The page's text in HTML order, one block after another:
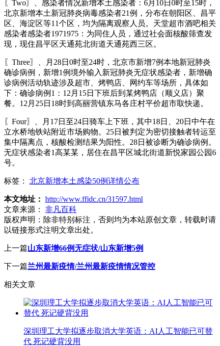
〖Two〗、感染者情况新增本土感染者：6月10日0时至15时，
北京新增本土新冠肺炎病毒感染者21例，分布在朝阳区、昌平
区、海淀区等11个区，均为隔离观察人员。天堂超市酒吧相关
感染者感染者1971975：为同住人员，通过社会面核酸筛查发
现，现住昌平区天通苑北街道天通苑西三区。
〖Three〗、月28日0时至24时，北京市新增7例本地新冠肺炎
确诊病例，新增1例境外输入新冠肺炎无症状感染者，新增确
诊病例活动轨迹涉及超市、烤鸭店、网约车等场所，具体如
下：确诊病例1：12月15日下班后到某烤鸭店（顺义店）聚
餐。12月25日18时到高丽营镇东马各庄村平价超市取快递。
〖Four〗、月17日至24日骑车上下班，其中18日、20日中午在
立水桥地铁站附近市场购物。25日被判定为密切接触者转运至
集中隔离点，核酸检测结果为阳性。28日被诊断为确诊病例。
无症状感染者1高某某，居住在昌平区城北街道新悦家园公园6
号。
标签： 北京新增本土感染50例详情公布
本文地址： http://www.ffidc.cn/31597.html
文章来源：
非凡百科
版权声明： 除非特别标注，否则均为本站原创文章，转载时请
以链接形式注明文章出处。
上一篇山东新增66例无症状/山东新增5例
下一篇兰州最新疫情/兰州最新疫情情况管控
相关文章
深圳理工大学拟逐步取消大学英语：AI人工智能已可替
代 死记硬背没用